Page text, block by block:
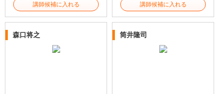
講師候補に入れる 講師候補に入れる
森口将之 筒井隆司